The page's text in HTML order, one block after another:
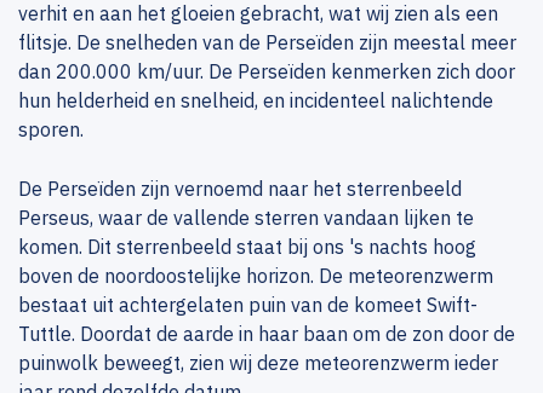
verhit en aan het gloeien gebracht, wat wij zien als een
flitsje. De snelheden van de Perseïden zijn meestal meer
dan 200.000 km/uur. De Perseïden kenmerken zich door
hun helderheid en snelheid, en incidenteel nalichtende
sporen.
De Perseïden zijn vernoemd naar het sterrenbeeld
Perseus, waar de vallende sterren vandaan lijken te
komen. Dit sterrenbeeld staat bij ons 's nachts hoog
boven de noordoostelijke horizon. De meteorenzwerm
bestaat uit achtergelaten puin van de komeet Swift-
Tuttle. Doordat de aarde in haar baan om de zon door de
puinwolk beweegt, zien wij deze meteorenzwerm ieder